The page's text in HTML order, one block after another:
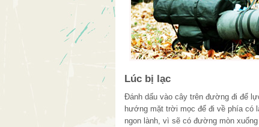
Lúc bị lạc
Đánh dấu vào cây trên đường đi để
hướng mặt trời mọc để đi về phía có
ngon lành, vì sẽ có đường mòn